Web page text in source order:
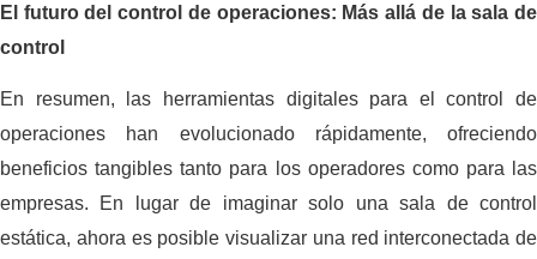
El futuro del control de operaciones: Más allá de la sala de
control
En resumen, las herramientas digitales para el control de
operaciones han evolucionado rápidamente, ofreciendo
beneficios tangibles tanto para los operadores como para las
empresas. En lugar de imaginar solo una sala de control
estática, ahora es posible visualizar una red interconectada de